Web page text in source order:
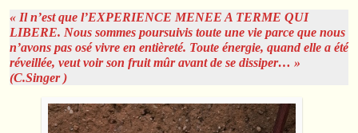
« Il n’est que l’EXPERIENCE MENEE A TERME QUI
LIBERE. Nous sommes poursuivis toute une vie parce que nous
n’avons pas osé vivre en entièreté. Toute énergie, quand elle a été
réveillée, veut voir son fruit mûr avant de se dissiper… »
(C.Singer )